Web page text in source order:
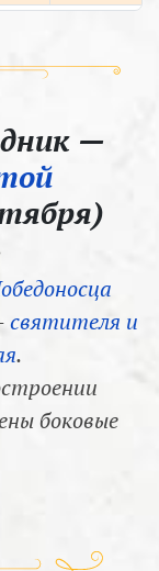
—
святителя и
.
боковые